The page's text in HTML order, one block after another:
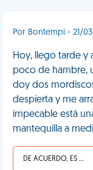
Por Bontempi - 21/
Hoy, llego tarde y
poco de hambre,
doy dos
despierta y me
impecable está
mantequilla a
DE ACUERDO, ES UNA VIDA HP